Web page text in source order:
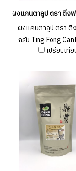
ผงแคนตาลูป ตรา ติ่งฟ
ผงแคนตาลูป ตรา ติ่
กรัม Ting Fong
Powder 900
เปรียบเทีย